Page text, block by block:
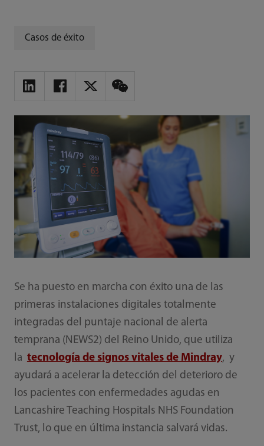
Casos de éxito
Se ha puesto en marcha con éxito una de las
primeras instalaciones digitales totalmente
integradas del puntaje nacional de alerta
temprana (NEWS2) del Reino Unido, que utiliza
la tecnología de signos vitales de Mindray, y
ayudará a acelerar la detección del deterioro de
los pacientes con enfermedades agudas en
Lancashire Teaching Hospitals NHS Foundation
Trust, lo que en última instancia salvará vidas.